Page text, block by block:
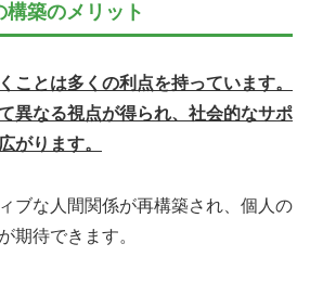
築のメリット
ことは多くの利点を持っています。
異なる視点が得られ、社会的なサポ
がります。
ブな人間関係が再構築され、個人の
期待できます。